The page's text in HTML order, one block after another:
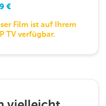
€
Film ist auf Ihrem
TV verfügbar.